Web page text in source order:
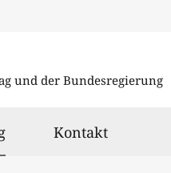
und der Bundesregierung
ausgewählt
Kontakt